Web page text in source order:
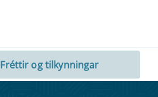
Fréttir og tilkynningar